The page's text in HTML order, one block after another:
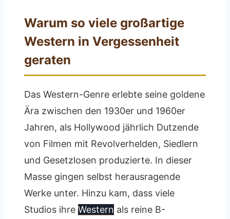
Warum so viele großartige
Western in Vergessenheit
geraten
Das Western-Genre erlebte seine goldene
Ära zwischen den 1930er und 1960er
Jahren, als Hollywood jährlich Dutzende
von Filmen mit Revolverhelden, Siedlern
und Gesetzlosen produzierte. In dieser
Masse gingen selbst herausragende
Werke unter. Hinzu kam, dass viele
Studios ihre Western als reine B-